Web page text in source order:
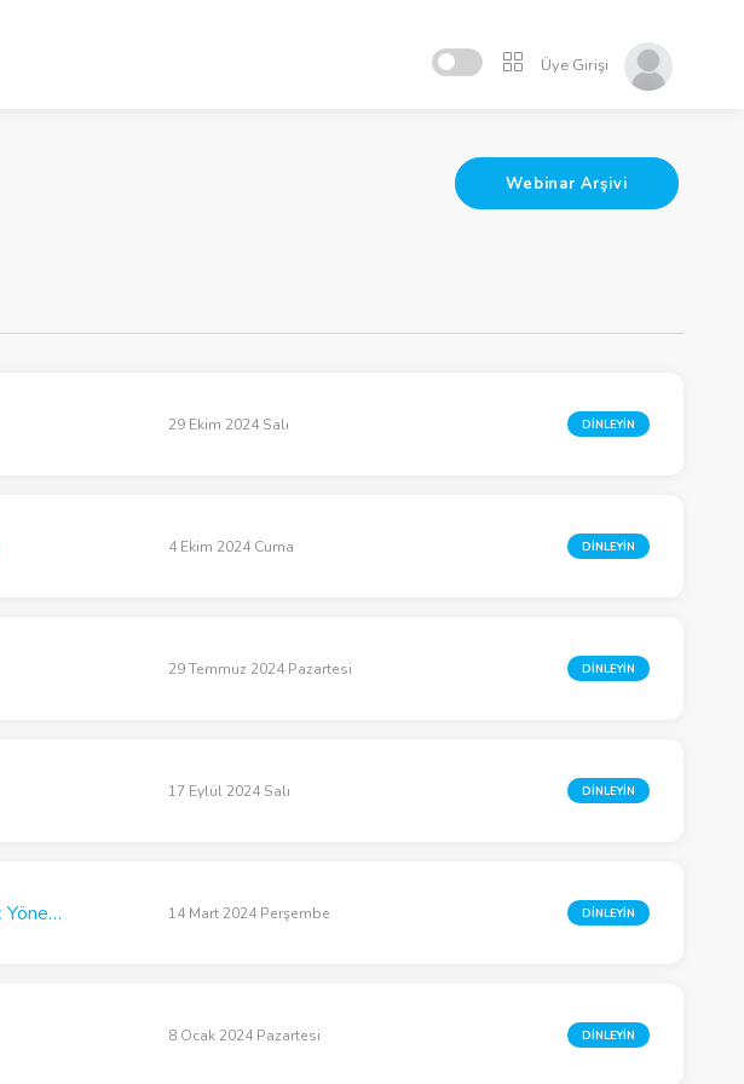
Üye Girişi
Webinar Arşivi
29 Ekim 2024 Salı DİNLEYİN
4 Ekim 2024 Cuma DİNLEYİN
29 Temmuz 2024 Pazartesi DİNLEYİN
17 Eylül 2024 Salı DİNLEYİN
Renal Transplantasyonda İskemi Reperfüzyon ve Hemodinamik Yönetim 14 Mart 2024 Perşembe DİNLEYİN
8 Ocak 2024 Pazartesi DİNLEYİN